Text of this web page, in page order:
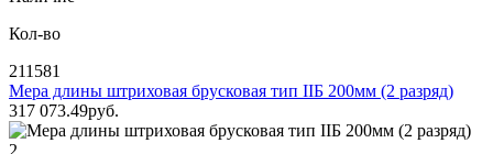
Кол-во
211581
Мера длины штриховая брусковая тип IIБ 200мм (2 разряд)
317 073.49pуб.
2